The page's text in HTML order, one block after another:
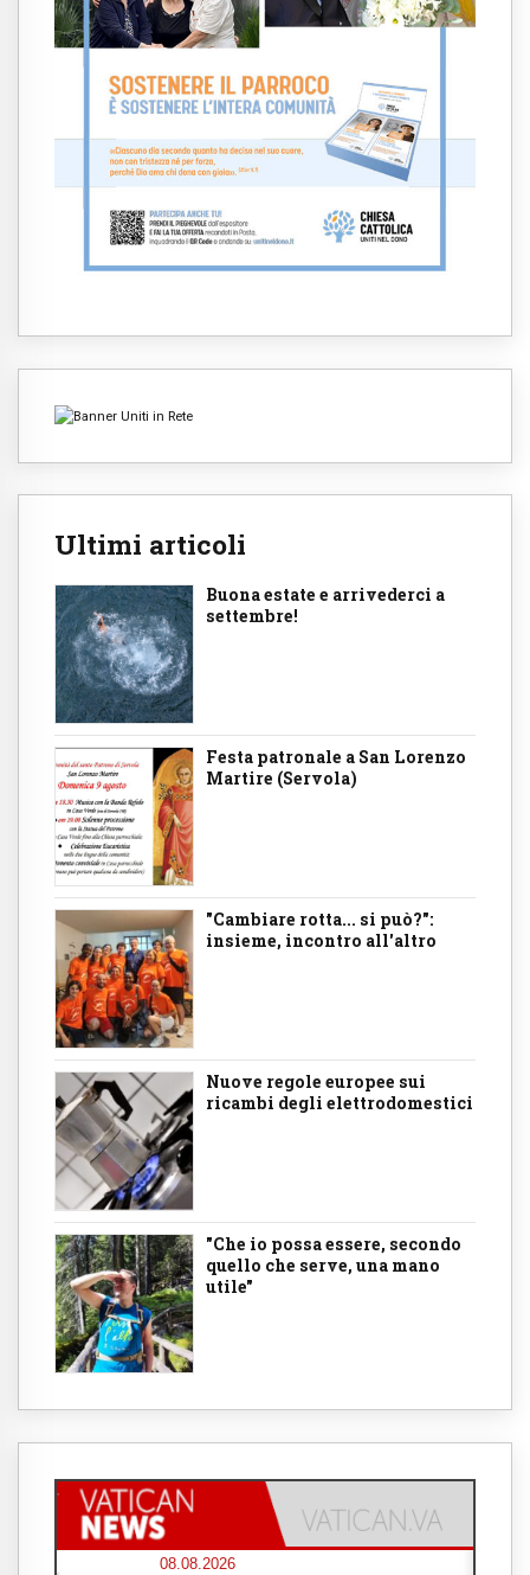
Ultimi articoli
Buona estate e arrivederci a
settembre!
Festa patronale a San Lorenzo
Martire (Servola)
"Cambiare rotta... si può?":
insieme, incontro all'altro
Nuove regole europee sui
ricambi degli elettrodomestici
"Che io possa essere, secondo
quello che serve, una mano
utile"
08.08.2026